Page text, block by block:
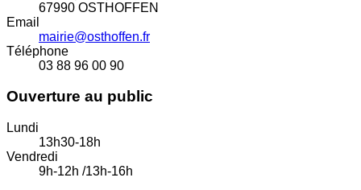
67990 OSTHOFFEN
Email
mairie@osthoffen.fr
Téléphone
03 88 96 00 90
Ouverture au public
Lundi
13h30-18h
Vendredi
9h-12h /13h-16h